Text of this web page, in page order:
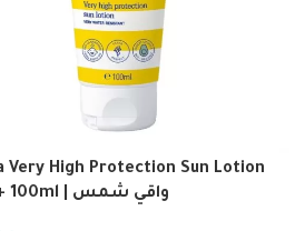
Very High Protection Sun Lotion
SPF 50+ 100ml | واقي شمس